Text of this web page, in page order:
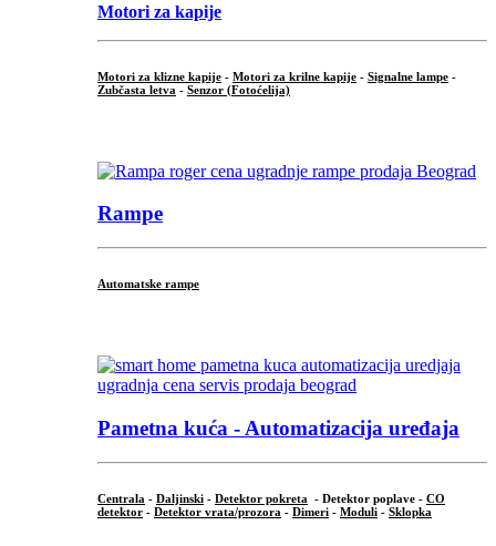
Motori za kapije
Motori za klizne kapije - Motori za krilne kapije - Signalne lampe -
Zubčasta letva - Senzor (Fotoćelija)
Rampe
Automatske rampe
Pametna kuća - Automatizacija uređaja
Centrala - Daljinski - Detektor pokreta - Detektor poplave - CO
detektor - Detektor vrata/prozora - Dimeri - Moduli - Sklopka